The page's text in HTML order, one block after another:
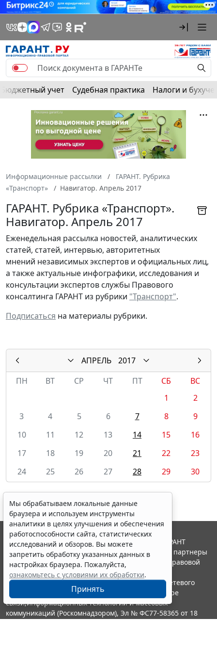
Бюджетный учет Судебная практика Налоги и
Информационные рассылки
ГАРАНТ. Рубрика
«Транспорт»
Навигатор. Апрель 2017
ГАРАНТ. Рубрика «Транспорт».
Навигатор. Апрель 2017
Еженедельная рассылка новостей, аналитических
статей, статей, интервью, авторитетных
мнений независимых экспертов и официальных лиц,
а также актуальные инфографики, исследования и
консультации экспертов службы Правового
консалтинга ГАРАНТ из рубрики "Транспорт".
Подписаться на материалы рубрики.
АПРЕЛЬ
2017
ПН
ВТ СР ЧТ ПТ СБ
ВС
1
2
3
4 5 6 7 8
9
10
11 12 13 14 15
16
17
18 19 20 21 22
23
24
25 26 27 28 29 30
Мы обрабатываем локальные данные
браузера и используем инструменты
аналитики в целях улучшения и обеспечения
работоспособности сайта, статистических
исследований и обзоров. Вы можете
запретить обработку указанных данных в
настройках браузера. Пожалуйста,
ознакомьтесь с условиями их обработки.
Принять
© ООО "НПП "ГАРАНТ-СЕРВИС", 2026. Система ГАРАНТ
выпускается с 1990 года. Компания "Гарант" и ее партнеры
являются участниками Российской ассоциации правовой
информации ГАРАНТ.
Портал ГАРАНТ.РУ зарегистрирован в качестве сетевого
издания Федеральной службой по надзору в сфере
связи,информационных технологий и массовых
коммуникаций (Роскомнадзором), Эл № ФС77-58365 от 18